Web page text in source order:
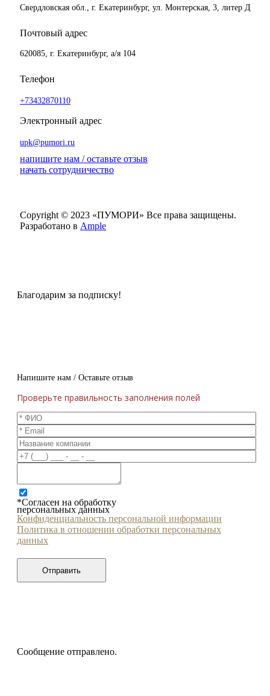
Свердловская обл., г. Екатеринбург, ул. Монтерская, 3, литер Д
Почтовый адрес
620085, г. Екатеринбург, а/я 104
Телефон
+73432870110
Электронный адрес
upk@pumori.ru
напишите нам / оставьте отзыв
начать сотрудничество
Copyright © 2023 «ПУМОРИ» Все права защищены.
Разработано в Ample
Благодарим за подписку!
Напишите нам / Оставьте отзыв
Проверьте правильность заполнения полей
*Согласен на обработку
персональных данных
Конфиденциальность персональной информации
Политика в отношении обработки персональных
данных
Сообщение отправлено.